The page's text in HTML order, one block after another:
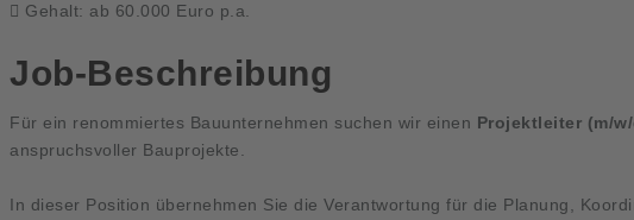
Gehalt: ab 60.000 Euro p.a.
Job-Beschreibung
Für ein renommiertes Bauunternehmen suchen wir einen Projektleiter (m/
anspruchsvoller Bauprojekte.
In dieser Position übernehmen Sie die Verantwortung für die Planung,